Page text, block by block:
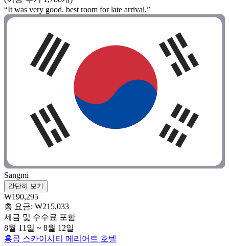
“It was very good. best room for late arrival.”
Sangmi
간단히 보기
₩190,295
총 요금: ₩215,033
세금 및 수수료 포함
8월 11일 ~ 8월 12일
홍콩 스카이시티 메리어트 호텔